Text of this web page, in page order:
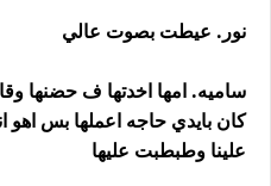
نور. عيطت بصوت عالي
ساميه. امها اخدتها ف حضنها
كان بايدي حاجه اعملها بس اهو
علينا وطبطبت عليها